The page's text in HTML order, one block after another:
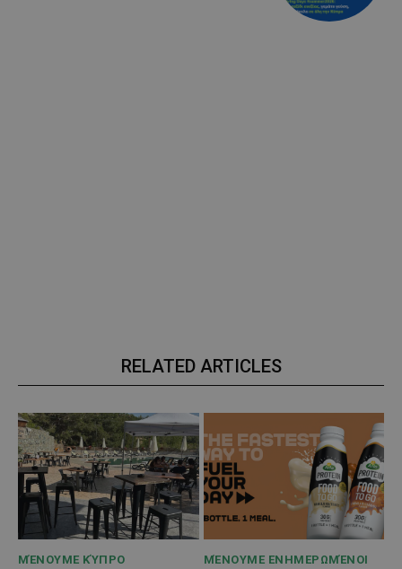
RELATED ARTICLES
ΜΈΝΟΥΜΕ ΚΎΠΡΟ ΜΈΝΟΥΜΕ ΕΝΗΜΕΡΩΜΈΝΟΙ